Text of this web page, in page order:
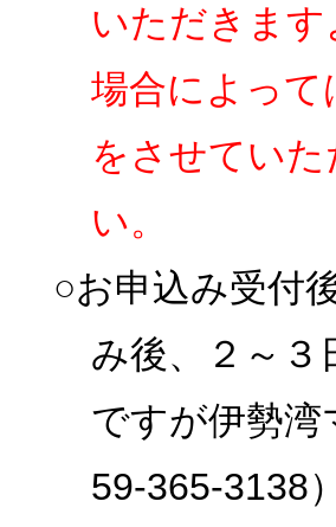
いただきま
場合によって
をさせてい
い。
○お申込み受付
み後、２～３
ですが伊勢湾
59-365-3138